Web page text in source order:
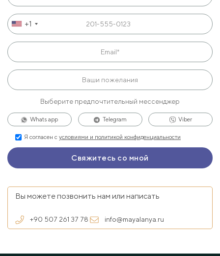
+1
Выберите предпочтительный мессенджер
Whats app Telegram Viber
Я согласен с условиями и политикой конфиденциальности
Вы можете позвонить нам или написать
+90 507 261 37 78 info@mayalanya.ru